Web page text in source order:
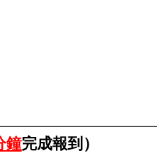
鐘完成報到）